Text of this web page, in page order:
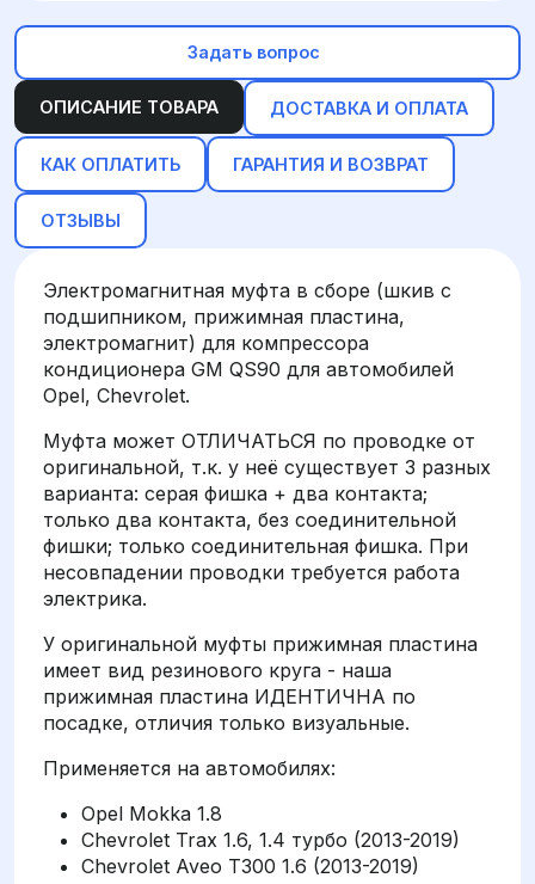
ОПИСАНИЕ ТОВАРА ДОСТАВКА И ОПЛАТА
КАК ОПЛАТИТЬ ГАРАНТИЯ И ВОЗВРАТ
ОТЗЫВЫ
Электромагнитная муфта в сборе (шкив с
подшипником, прижимная пластина,
электромагнит) для компрессора
кондиционера GM QS90 для автомобилей
Opel, Chevrolet.
Муфта может ОТЛИЧАТЬСЯ по проводке от
оригинальной, т.к. у неё существует 3 разных
варианта: серая фишка + два контакта;
только два контакта, без соединительной
фишки; только соединительная фишка. При
несовпадении проводки требуется работа
электрика.
У оригинальной муфты прижимная пластина
имеет вид резинового круга - наша
прижимная пластина ИДЕНТИЧНА по
посадке, отличия только визуальные.
Применяется на автомобилях:
Opel Mokka 1.8
Chevrolet Trax 1.6, 1.4 турбо (2013-2019)
Chevrolet Aveo T300 1.6 (2013-2019)
Задать вопрос